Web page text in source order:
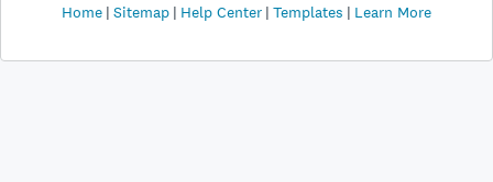
Home Sitemap Help Center Templates Learn More